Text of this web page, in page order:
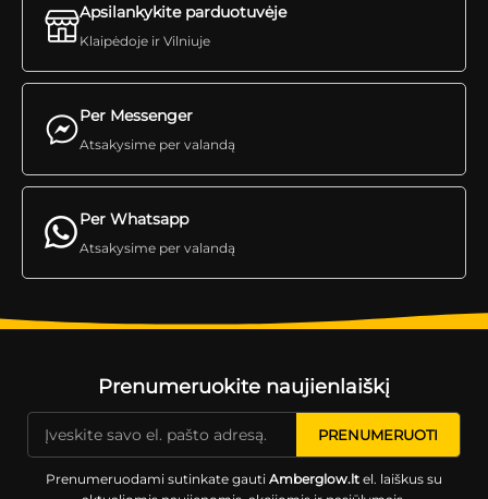
Per Messenger
Atsakysime per valandą
Apsilankykite parduotuvėje
Klaipėdoje ir Vilniuje
Per Whatsapp
Atsakysime per valandą
Prenumeruokite naujienlaiškį
Prenumeruodami sutinkate gauti Amberglow.ltel. laiškus su